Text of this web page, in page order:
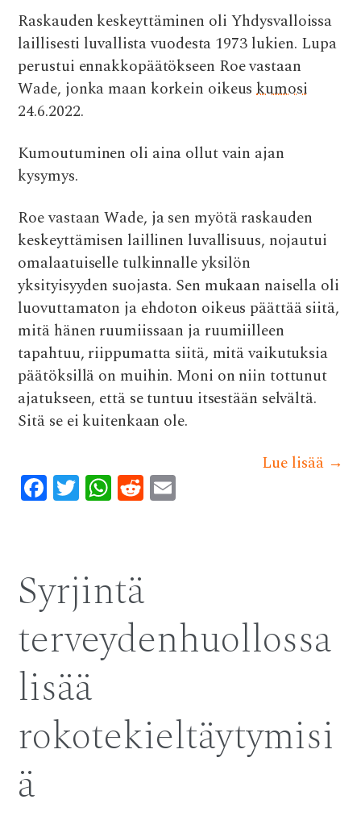
Raskauden keskeyttäminen oli Yhdysvalloissa
laillisesti luvallista vuodesta 1973 lukien. Lupa
perustui ennakkopäätökseen Roe vastaan
Wade, jonka maan korkein oikeuskumosi
24.6.2022.
Kumoutuminen oli aina ollut vain ajan
kysymys.
Roe vastaan Wade, ja sen myötä raskauden
keskeyttämisen laillinen luvallisuus, nojautui
omalaatuiselle tulkinnalle yksilön
yksityisyyden suojasta. Sen mukaan naisella oli
luovuttamaton ja ehdoton oikeus päättää siitä,
mitä hänen ruumiissaan ja ruumiilleen
tapahtuu, riippumatta siitä, mitä vaikutuksia
päätöksillä on muihin. Moni on niin tottunut
ajatukseen, että se tuntuu itsestään selvältä.
Sitä se ei kuitenkaan ole.
Lue lisää →
F
ac
o
o
k
T
w
r
W
h
A
p
p
R
e
t
Syrjintä
terveydenhuollossa
lisää
rokotekieltäytymisi
ä